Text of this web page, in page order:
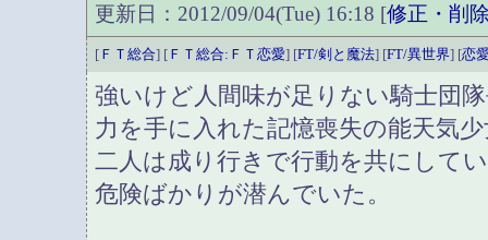
更新日：2012/09/04(Tue) 16:18 [修正・削
[ ＦＴ総合] [ ＦＴ総合:ＦＴ恋愛] [FT/剣と魔法] [FT/異世界] [恋
強いけど人間味が足りない騎士団
力を手に入れた記憶喪失の能天気
二人は成り行きで行動を共にして
危険ばかりが潜んでいた。